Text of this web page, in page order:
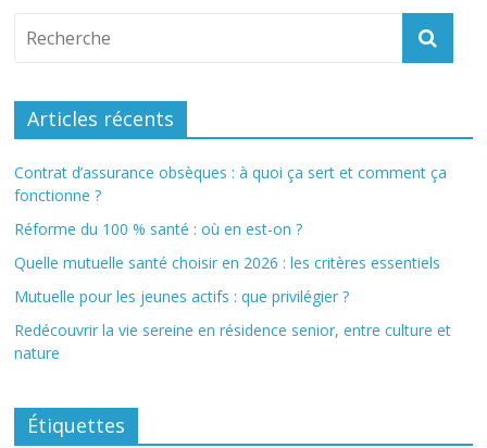
Articles récents
Contrat d’assurance obsèques : à quoi ça sert et comment ça
fonctionne ?
Réforme du 100 % santé : où en est-on ?
Quelle mutuelle santé choisir en 2026 : les critères essentiels
Mutuelle pour les jeunes actifs : que privilégier ?
Redécouvrir la vie sereine en résidence senior, entre culture et
nature
Étiquettes